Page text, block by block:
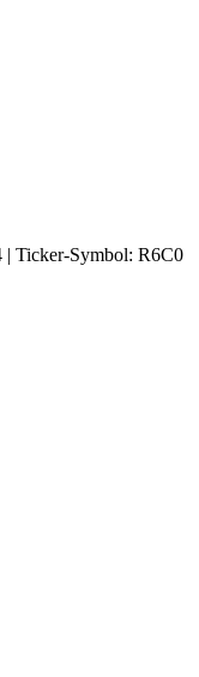
| Ticker-Symbol: R6C0